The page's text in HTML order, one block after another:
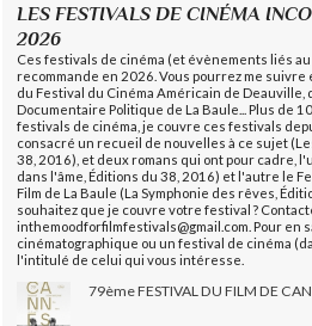
LES FESTIVALS DE CINÉMA
2026
Ces festivals de cinéma (et évènements liés
recommande en 2026. Vous pourrez me suivre
du Festival du Cinéma Américain de Deauville,
Documentaire Politique de La Baule... Plus de
festivals de cinéma, je couvre ces festivals
consacré un recueil de nouvelles à ce sujet
38, 2016), et deux romans qui ont pour cadre,
dans l'âme, Éditions du 38, 2016) et l'autre le
Film de La Baule (La Symphonie des rêves,
souhaitez que je couvre votre festival ?
inthemoodforfilmfestivals@gmail.com. Pour en
cinématographique ou un festival de cinéma
l'intitulé de celui qui vous intéresse.
79ème FESTIVAL DU FILM DE